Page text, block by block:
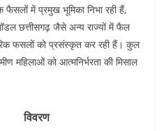
फैसलों में प्रमुख भूमिका निभा रही हैं,
छत्तीसगढ़ जैसे अन्य राज्यों में फैल
फसलों को प्रसंस्कृत कर रही हैं। कुल
महिलाओं को आत्मनिर्भरता की मिसाल
विवरण